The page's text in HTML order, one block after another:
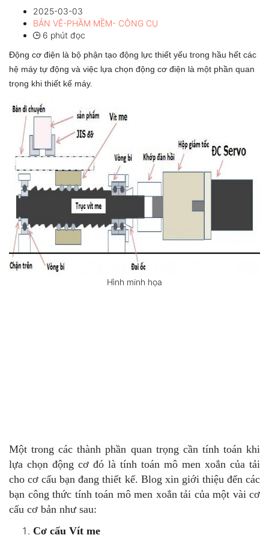
2025-03-03
BẢN VẼ-PHẦM MỀM- CÔNG CỤ
6 phút đọc
Động cơ điện là bộ phận tạo động lực thiết yếu trong hầu hết các
hệ máy tự động và việc lựa chọn động cơ điện là một phần quan
trọng khi thiết kế máy.
Hình minh họa
Một trong các thành phần quan trọng cần tính toán khi
lựa chọn động cơ đó là tính toán mô men xoắn của tải
cho cơ cấu bạn đang thiết kế. Blog xin giới thiệu đến các
bạn công thức tính toán mô men xoắn tải của một vài cơ
cấu cơ bản như sau:
Cơ cấu Vít me